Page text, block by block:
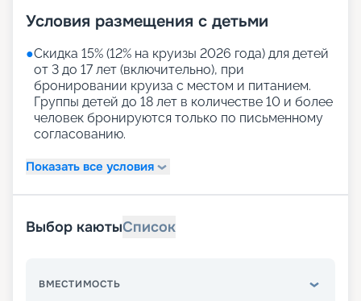
Условия размещения с детьми
●Скидка 15% (12% на круизы 2026 года) для детей
от 3 до 17 лет (включительно), при
бронировании круиза с местом и питанием.
Группы детей до 18 лет в количестве 10 и более
человек бронируются только по письменному
согласованию.
Показать все условия
Выбор каютыСписок
ВМЕСТИМОСТЬ